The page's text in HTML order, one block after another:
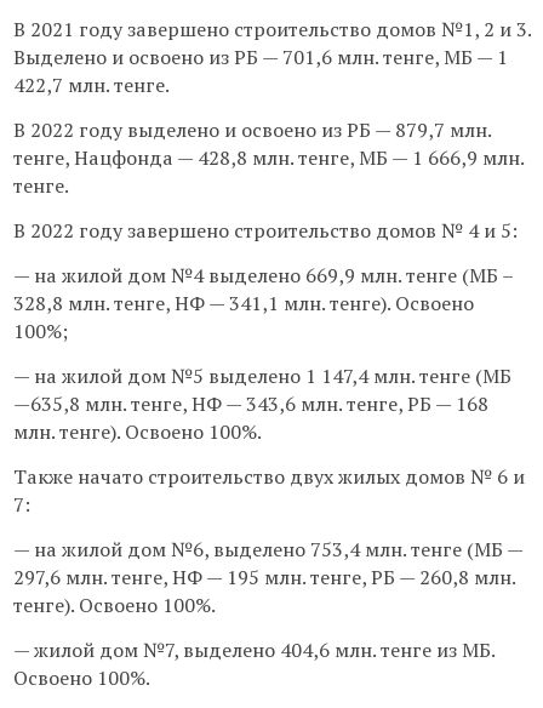
В 2021 году завершено строительство домов №1, 2 и 3.
Выделено и освоено из РБ — 701,6 млн. тенге, МБ — 1
422,7 млн. тенге.
В 2022 году выделено и освоено из РБ — 879,7 млн.
тенге, Нацфонда — 428,8 млн. тенге, МБ — 1 666,9 млн.
тенге.
В 2022 году завершено строительство домов № 4 и 5:
— на жилой дом №4 выделено 669,9 млн. тенге (МБ –
328,8 млн. тенге, НФ — 341,1 млн. тенге). Освоено
100%;
— на жилой дом №5 выделено 1 147,4 млн. тенге (МБ
—635,8 млн. тенге, НФ — 343,6 млн. тенге, РБ — 168
млн. тенге). Освоено 100%.
Также начато строительство двух жилых домов № 6 и
7:
— на жилой дом №6, выделено 753,4 млн. тенге (МБ —
297,6 млн. тенге, НФ — 195 млн. тенге, РБ — 260,8 млн.
тенге). Освоено 100%.
— жилой дом №7, выделено 404,6 млн. тенге из МБ.
Освоено 100%.